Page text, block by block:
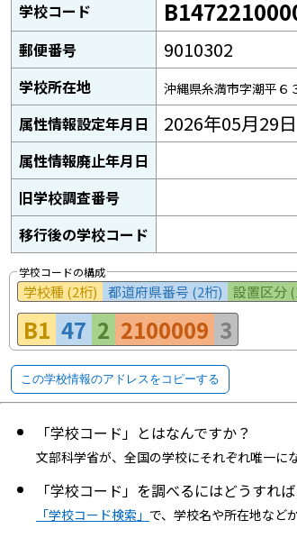
学校コード
郵便番号 9010302
学校所在地 沖縄県糸満市字潮平６
属性情報設定年月日 2026年05月29日
属性情報廃止年月日
旧学校調査番号
移行後の学校コード
学校コードの構成
学校種 (2桁) 都道府県番号 (2桁) 設置区分
B1 47 2 2100009 3
この学校情報のアドレスをコピーする
「学校コード」とはなんですか？
文部科学省が、全国の学校にそれぞれ唯一に
「学校コード」を調べるにはどうすれ
「学校コード検索」 で、学校名や所在地など